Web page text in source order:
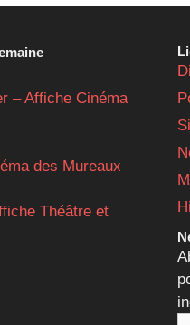
– Affiche Cinéma
des Mureaux
Théâtre et